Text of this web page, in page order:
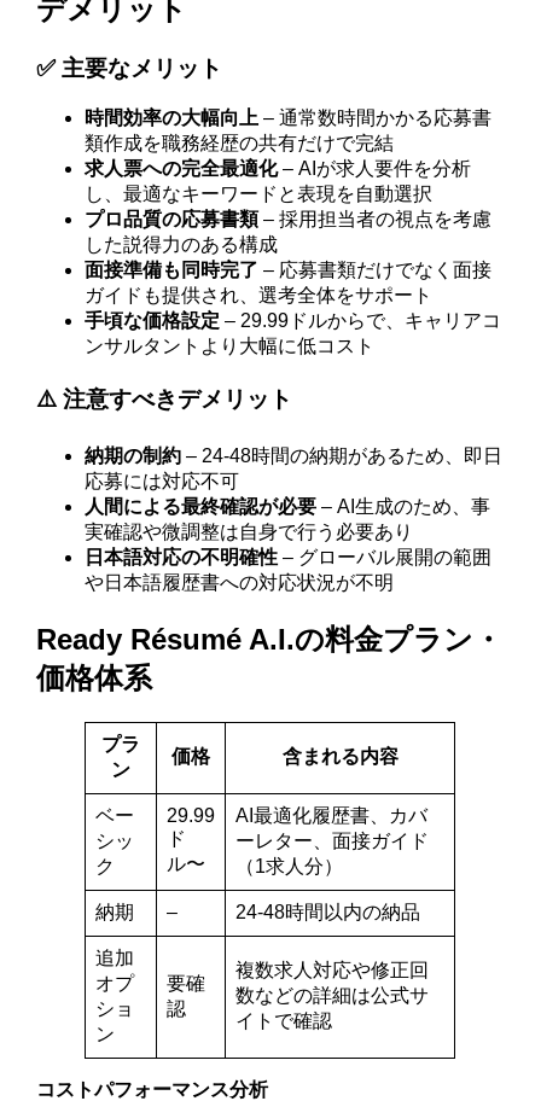
デメリット
✅ 主要なメリット
時間効率の大幅向上 – 通常数時間かかる応募書
類作成を職務経歴の共有だけで完結
求人票への完全最適化– AIが求人要件を分析
し、最適なキーワードと表現を自動選択
プロ品質の応募書類– 採用担当者の視点を考慮
した説得力のある構成
面接準備も同時完了 – 応募書類だけでなく面接
ガイドも提供され、選考全体をサポート
手頃な価格設定 – 29.99ドルからで、キャリアコ
ンサルタントより大幅に低コスト
⚠️ 注意すべきデメリット
納期の制約 – 24-48時間の納期があるため、即日
応募には対応不可
人間による最終確認が必要 – AI生成のため、事
実確認や微調整は自身で行う必要あり
日本語対応の不明確性 – グローバル展開の範囲
や日本語履歴書への対応状況が不明
Ready Résumé A.I.の料金プラン・
価格体系
プラ
ン
価格 含まれる内容
ベー
シッ
ク
29.99
ド
ル〜
AI最適化履歴書、カバ
ーレター、面接ガイド
（1求人分）
納期 – 24-48時間以内の納品
追加
オプ
ショ
ン
要確
認
複数求人対応や修正回
数などの詳細は公式サ
イトで確認
コストパフォーマンス分析